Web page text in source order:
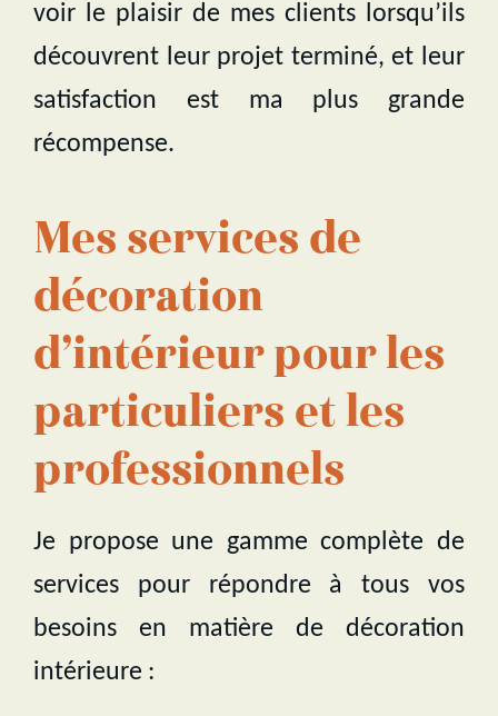
voir le plaisir de mes clients lorsqu’ils
découvrent leur projet terminé, et leur
satisfaction est ma plus grande
récompense.
Mes services de
décoration
d’intérieur pour les
particuliers et les
professionnels
Je propose une gamme complète de
services pour répondre à tous vos
besoins en matière de décoration
intérieure :